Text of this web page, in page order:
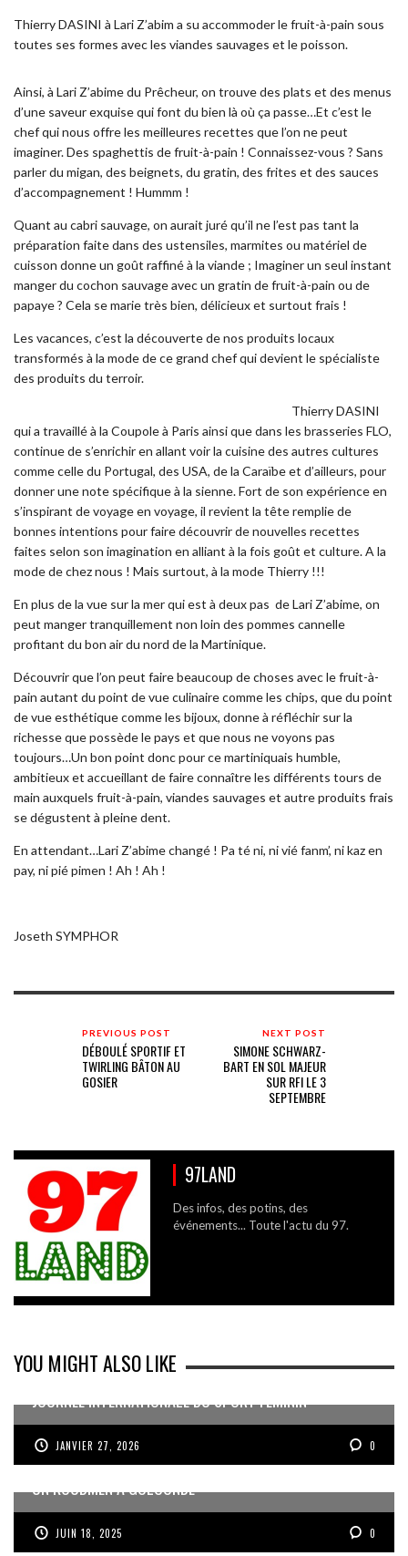
Thierry DASINI à Lari Z’abim a su accommoder le fruit-à-pain sous
toutes ses formes avec les viandes sauvages et le poisson.
Ainsi, à Lari Z’abime du Prêcheur, on trouve des plats et des menus
d’une saveur exquise qui font du bien là où ça passe…Et c’est le
chef qui nous offre les meilleures recettes que l’on ne peut
imaginer. Des spaghettis de fruit-à-pain ! Connaissez-vous ? Sans
parler du migan, des beignets, du gratin, des frites et des sauces
d’accompagnement ! Hummm !
Quant au cabri sauvage, on aurait juré qu’il ne l’est pas tant la
préparation faite dans des ustensiles, marmites ou matériel de
cuisson donne un goût raffiné à la viande ; Imaginer un seul instant
manger du cochon sauvage avec un gratin de fruit-à-pain ou de
papaye ? Cela se marie très bien, délicieux et surtout frais !
Les vacances, c’est la découverte de nos produits locaux
transformés à la mode de ce grand chef qui devient le spécialiste
des produits du terroir.
Thierry DASINI
qui a travaillé à la Coupole à Paris ainsi que dans les brasseries FLO,
continue de s’enrichir en allant voir la cuisine des autres cultures
comme celle du Portugal, des USA, de la Caraïbe et d’ailleurs, pour
donner une note spécifique à la sienne. Fort de son expérience en
s’inspirant de voyage en voyage, il revient la tête remplie de
bonnes intentions pour faire découvrir de nouvelles recettes
faites selon son imagination en alliant à la fois goût et culture. A la
mode de chez nous ! Mais surtout, à la mode Thierry !!!
En plus de la vue sur la mer qui est à deux pas de Lari Z’abime, on
peut manger tranquillement non loin des pommes cannelle
profitant du bon air du nord de la Martinique.
Découvrir que l’on peut faire beaucoup de choses avec le fruit-à-
pain autant du point de vue culinaire comme les chips, que du point
de vue esthétique comme les bijoux, donne à réfléchir sur la
richesse que possède le pays et que nous ne voyons pas
toujours…Un bon point donc pour ce martiniquais humble,
ambitieux et accueillant de faire connaître les différents tours de
main auxquels fruit-à-pain, viandes sauvages et autre produits frais
se dégustent à pleine dent.
En attendant…Lari Z’abime changé ! Pa té ni, ni vié fanm’, ni kaz en
pay, ni pié pimen ! Ah ! Ah !
Joseth SYMPHOR
PREVIOUS POST
DÉBOULÉ SPORTIF ET
TWIRLING BÂTON AU
GOSIER
NEXT POST
SIMONE SCHWARZ-
BART EN SOL MAJEUR
SUR RFI LE 3
SEPTEMBRE
97LAND
Des infos, des potins, des
événements... Toute l'actu du 97.
YOU MIGHT ALSO LIKE
JOURNÉE INTERNATIONALE DU SPORT FÉMININ
JANVIER 27, 2026 0
UN KOUDMEN À GOLCONDE
JUIN 18, 2025 0